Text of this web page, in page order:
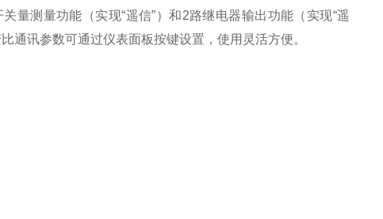
量测量功能（实现“遥信”）和2路继电器输出功能（实现“遥
通讯参数可通过仪表面板按键设置，使用灵活方便。